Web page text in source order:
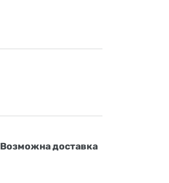
Возможна доставка